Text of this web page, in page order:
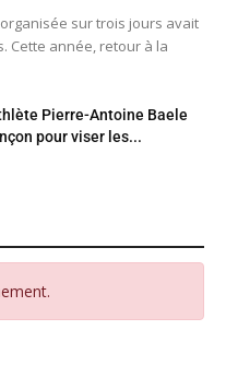
sur trois jours avait
Cette année, retour à la
Pierre-Antoine Baele
pour viser les...